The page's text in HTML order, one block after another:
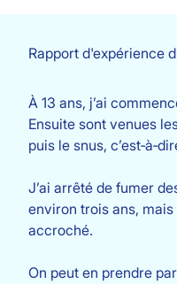
Rapport d'expérience
À 13 ans, j’ai
Ensuite sont venues
puis le snus,
J’ai arrêté de fumer
environ trois ans, mais
accroché.
On peut en prendre